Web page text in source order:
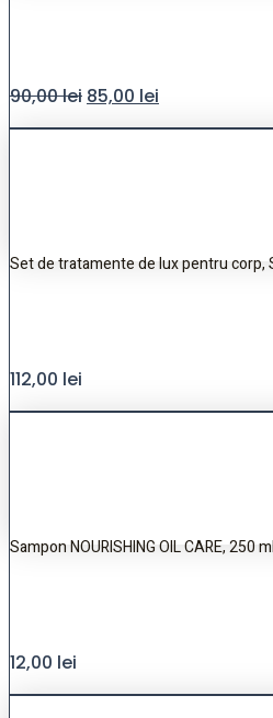
90,00lei 85,00 lei
Set de tratamente de lux pentru corp,
112,00 lei
Sampon NOURISHING OIL CARE, 250
12,00 lei